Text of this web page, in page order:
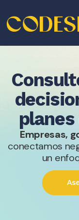
Empresas,
conectamos
un